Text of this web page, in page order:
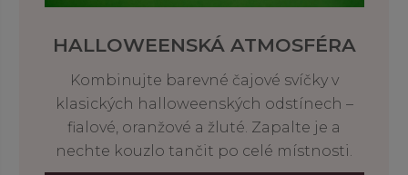
HALLOWEENSKÁ ATMOSFÉRA
Kombinujte barevné čajové svíčky v
klasických halloweenských odstínech –
fialové, oranžové a žluté. Zapalte je a
nechte kouzlo tančit po celé místnosti.